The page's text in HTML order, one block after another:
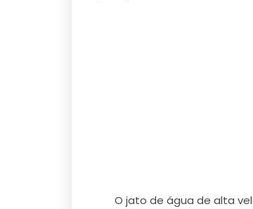
O jato de água de alta